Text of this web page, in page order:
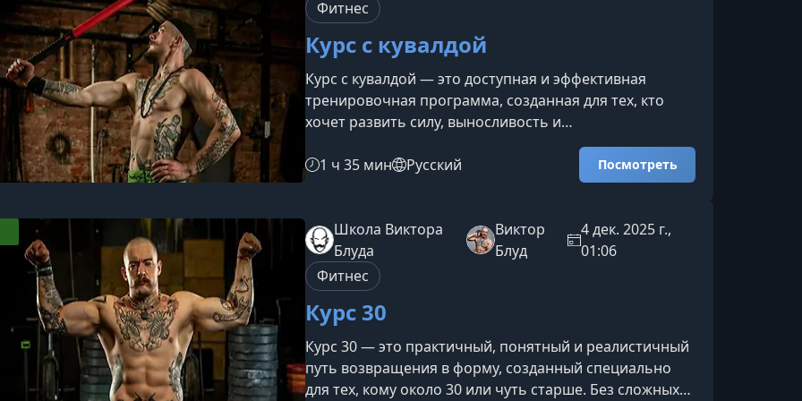
«Статике 2.0» упор делается на
Фитнес
Курс с кувалдой
Курс с кувалдой — это доступная и эффективная
тренировочная программа, созданная для тех, кто
хочет развить силу, выносливость и
функциональность тела с помощью простого, но
мощного снаряда. Минимум оборудования, максимум
результата.Что представляет собой курсПрограмма
12 последовательных тренировочных дней. Нагрузка
растёт постепенно, что делает курс подходящим как
для новичков, так и для опыт
1 ч 35 мин Русский Посмотреть
Школа Виктора
Блуда
Виктор
Блуд
4 дек. 2025 г.,
01:06
Фитнес
Курс 30
Курс 30 — это практичный, понятный и реалистичный
путь возвращения в форму, созданный специально
для тех, кому около 30 или чуть старше. Без сложных